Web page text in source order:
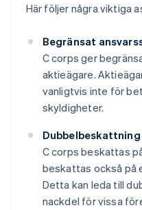
Här följer några viktiga
Begränsat
C corps ger
aktieägare.
vanligtvis inte för
skyldigheter.
Dubbelbeskattning
C corps beskattas
beskattas också på
Detta kan leda till
nackdel för vissa